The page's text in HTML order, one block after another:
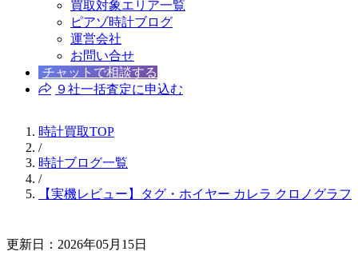
買取対象エリア一覧
ピアゾ時計ブログ
運営会社
お問い合せ
チャットで相談する
９社一括査定に申込む
時計買取TOP
/
時計ブログ一覧
/
【実機レビュー】タグ・ホイヤー カレラ クロノグラフ
更新日：2026年05月15日